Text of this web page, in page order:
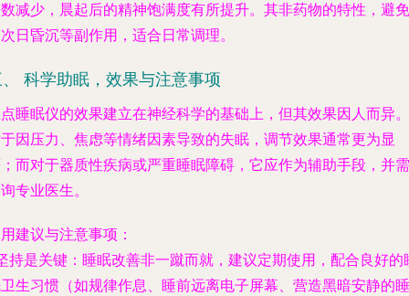
减少，晨起后的精神饱满度有所提升。其非药物的特性，避免
日昏沉等副作用，适合日常调理。
科学助眠，效果与注意事项
睡眠仪的效果建立在神经科学的基础上，但其效果因人而异。
因压力、焦虑等情绪因素导致的失眠，调节效果通常更为显
而对于器质性疾病或严重睡眠障碍，它应作为辅助手段，并需
专业医生。
建议与注意事项：
持是关键 ：睡眠改善非一蹴而就，建议定期使用，配合良好的
生习惯（如规律作息、睡前远离电子屏幕、营造黑暗安静的睡